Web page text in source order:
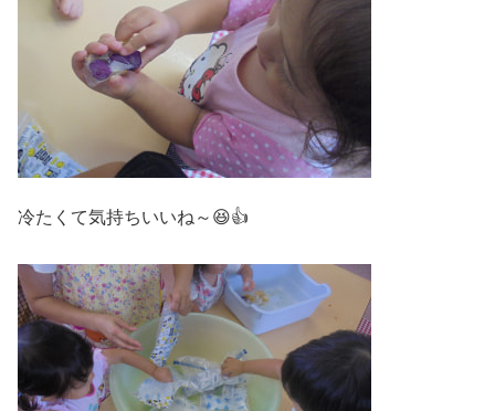
冷たくて気持ちいいね～😆👍